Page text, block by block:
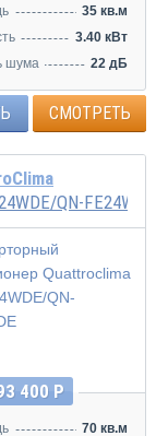
35 кв.м
3.40 кВт
шума
22 дБ
СМОТРЕТЬ
QN-FE24WDE
400 Р
70 кв.м